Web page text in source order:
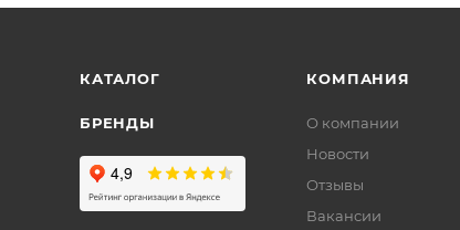
КАТАЛОГ
БРЕНДЫ
КОМПАНИЯ
О компании
Новости
Отзывы
Вакансии